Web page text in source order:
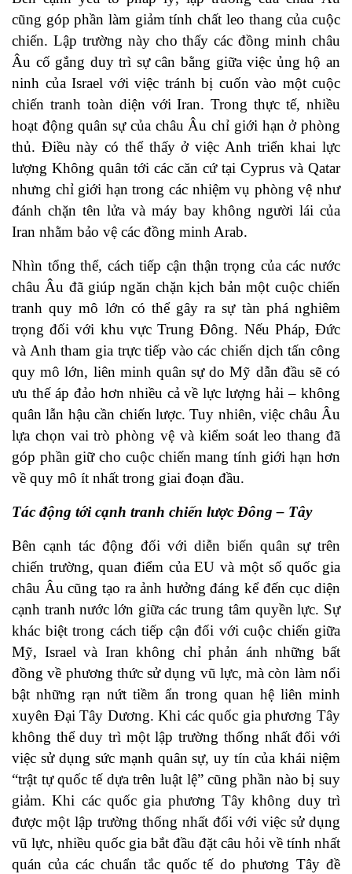
cũng góp phần làm giảm tính chất leo thang của cuộc
chiến. Lập trường này cho thấy các đồng minh châu
Âu cố gắng duy trì sự cân bằng giữa việc ủng hộ an
ninh của Israel với việc tránh bị cuốn vào một cuộc
chiến tranh toàn diện với Iran. Trong thực tế, nhiều
hoạt động quân sự của châu Âu chỉ giới hạn ở phòng
thủ. Điều này có thể thấy ở việc Anh triển khai lực
lượng Không quân tới các căn cứ tại Cyprus và Qatar
nhưng chỉ giới hạn trong các nhiệm vụ phòng vệ như
đánh chặn tên lửa và máy bay không người lái của
Iran nhằm bảo vệ các đồng minh Arab.
Nhìn tổng thể, cách tiếp cận thận trọng của các nước
châu Âu đã giúp ngăn chặn kịch bản một cuộc chiến
tranh quy mô lớn có thể gây ra sự tàn phá nghiêm
trọng đối với khu vực Trung Đông. Nếu Pháp, Đức
và Anh tham gia trực tiếp vào các chiến dịch tấn công
quy mô lớn, liên minh quân sự do Mỹ dẫn đầu sẽ có
ưu thế áp đảo hơn nhiều cả về lực lượng hải – không
quân lẫn hậu cần chiến lược. Tuy nhiên, việc châu Âu
lựa chọn vai trò phòng vệ và kiểm soát leo thang đã
góp phần giữ cho cuộc chiến mang tính giới hạn hơn
về quy mô ít nhất trong giai đoạn đầu.
Tác động tới cạnh tranh chiến lược Đông – Tây
Bên cạnh tác động đối với diễn biến quân sự trên
chiến trường, quan điểm của EU và một số quốc gia
châu Âu cũng tạo ra ảnh hưởng đáng kể đến cục diện
cạnh tranh nước lớn giữa các trung tâm quyền lực. Sự
khác biệt trong cách tiếp cận đối với cuộc chiến giữa
Mỹ, Israel và Iran không chỉ phản ánh những bất
đồng về phương thức sử dụng vũ lực, mà còn làm nổi
bật những rạn nứt tiềm ẩn trong quan hệ liên minh
xuyên Đại Tây Dương. Khi các quốc gia phương Tây
không thể duy trì một lập trường thống nhất đối với
việc sử dụng sức mạnh quân sự, uy tín của khái niệm
“trật tự quốc tế dựa trên luật lệ” cũng phần nào bị suy
giảm. Khi các quốc gia phương Tây không duy trì
được một lập trường thống nhất đối với việc sử dụng
vũ lực, nhiều quốc gia bắt đầu đặt câu hỏi về tính nhất
quán của các chuẩn tắc quốc tế do phương Tây đề